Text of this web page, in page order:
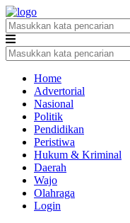
Home
Advertorial
Nasional
Politik
Pendidikan
Peristiwa
Hukum & Kriminal
Daerah
Wajo
Olahraga
Login